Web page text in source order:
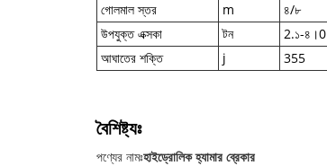
গোলমাল স্তর
m ৪/৮
উপযুক্ত এক্সকা
টন 2.১-৪।0
আঘাতের শক্তি
j 355
বৈশিষ্ট্যঃ
পণ্যের নামঃহাইড্রোলিক হ্যামার ব্রেকার